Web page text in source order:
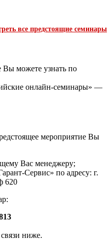
все предстоящие семинары
можете узнать по
онлайн-семинары» —
мероприятие Вы
Вас менеджеру;
Сервис» по адресу: г.
620
ниже.